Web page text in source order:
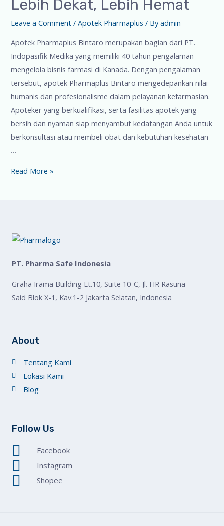
Lebih Dekat, Lebih Hemat
Leave a Comment /Apotek Pharmaplus / Byadmin
Apotek Pharmaplus Bintaro merupakan bagian dari PT.
Indopasifik Medika yang memiliki 40 tahun pengalaman
mengelola bisnis farmasi di Kanada. Dengan pengalaman
tersebut, apotek Pharmaplus Bintaro mengedepankan nilai
humanis dan profesionalisme dalam pelayanan kefarmasian.
Apoteker yang berkualifikasi, serta fasilitas apotek yang
bersih dan nyaman siap menyambut kedatangan Anda untuk
berkonsultasi atau membeli obat dan kebutuhan kesehatan
…
Read More »
PT. Pharma Safe Indonesia
Graha Irama Building Lt.10, Suite 10-C, Jl. HR Rasuna
Said Blok X-1, Kav.1-2 Jakarta Selatan, Indonesia
About
Tentang Kami
Lokasi Kami
Blog
Follow Us
Facebook
Instagram
Shopee